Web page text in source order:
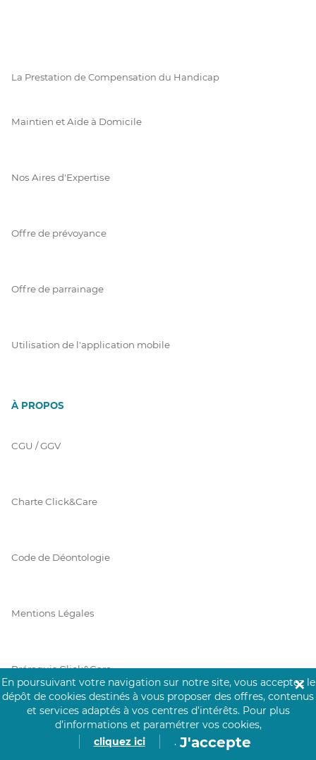
La Prestation de Compensation du Handicap
Maintien et Aide à Domicile
Nos Aires d'Expertise
Offre de prévoyance
Offre de parrainage
Utilisation de l'application mobile
À PROPOS
CGU / GGV
Charte Click&Care
Code de Déontologie
Mentions Légales
Prérequis Click&Care
Protection des Données
En poursuivant votre navigation sur notre site, vous acceptez le
dépôt de cookies destinés à vous proposer des offres, contenus
et services adaptés à vos centres d’intérêts. Pour plus
d’informations et paramétrer vos cookies,
cliquez ici
. J'accepte
✕